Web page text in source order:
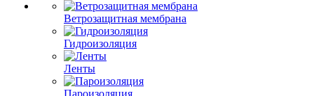
Ветрозащитная мембрана
Гидроизоляция
Ленты
Пароизоляция